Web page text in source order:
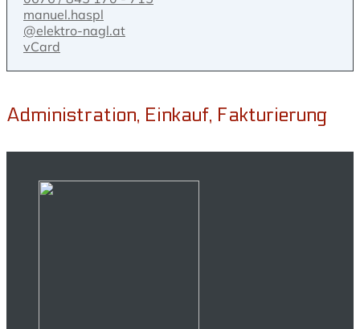
manuel.haspl
@elektro-nagl.at
vCard
Administration, Einkauf, Fakturierung